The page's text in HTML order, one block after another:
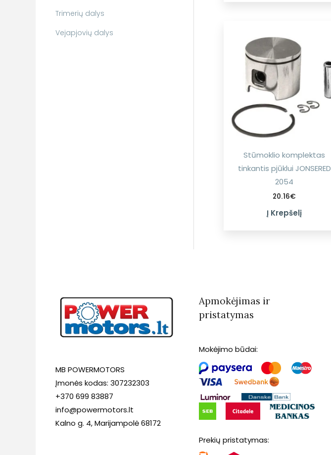
Trimerių dalys
Vejapjovių dalys
Stūmoklio komplektas
tinkantis pjūklui JONSERED
2054
20.16€
Į Krepšelį
MB POWERMOTORS
Įmonės kodas: 307232303
+370 699 83887
info@powermotors.lt
Kalno g. 4, Marijampolė 68172
Apmokėjimas ir
pristatymas
Mokėjimo būdai:
Prekių pristatymas: